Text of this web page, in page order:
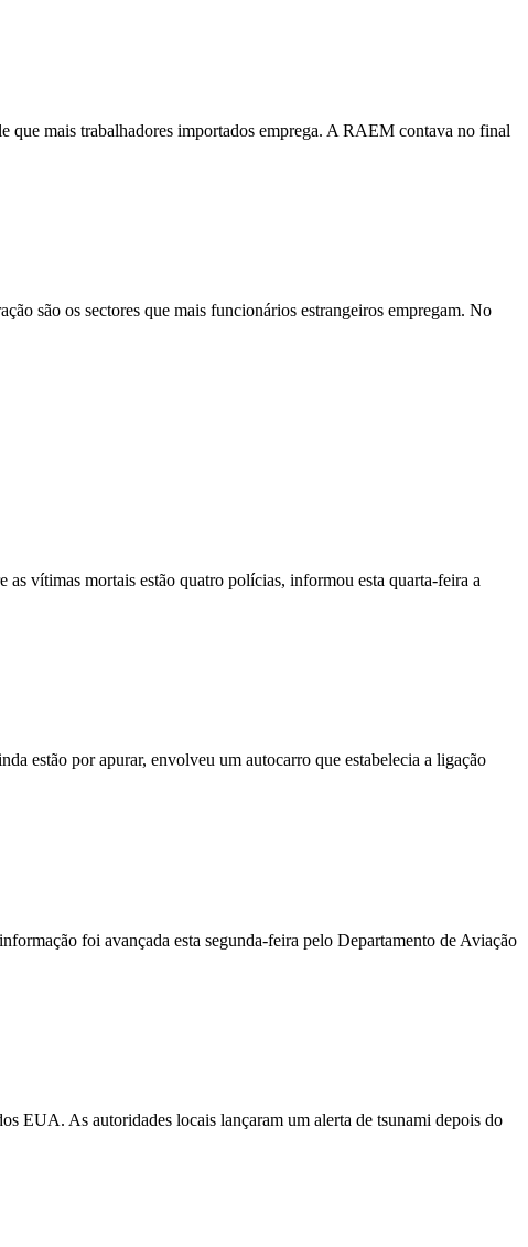
que mais trabalhadores importados emprega. A RAEM contava no final
são os sectores que mais funcionários estrangeiros empregam. No
vítimas mortais estão quatro polícias, informou esta quarta-feira a
estão por apurar, envolveu um autocarro que estabelecia a ligação
foi avançada esta segunda-feira pelo Departamento de Aviação
EUA. As autoridades locais lançaram um alerta de tsunami depois do